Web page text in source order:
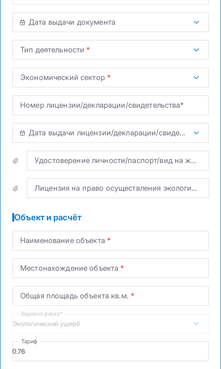
Дата выдачи документа
Тип деятельности
Экономический сектор
Номер лицензии/декларации/свидетельства*
Дата выдачи лицензии/декларации/свидетельства*
Удостоверение личности/паспорт/вид на жительство иностранца
Лицензия на право осуществления экологически опасных видов хозяйственной и иной деятельности
Объект и расчёт
Наименование объекта
Местонахождение объекта
Общая площадь объекта кв.м.
Экологический ущерб
Вариант риска*
Тариф